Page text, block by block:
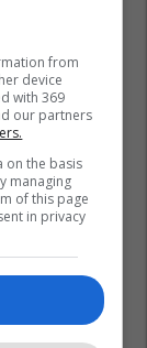
from
device
with 369
our partners
on the basis
managing
of this page
in privacy